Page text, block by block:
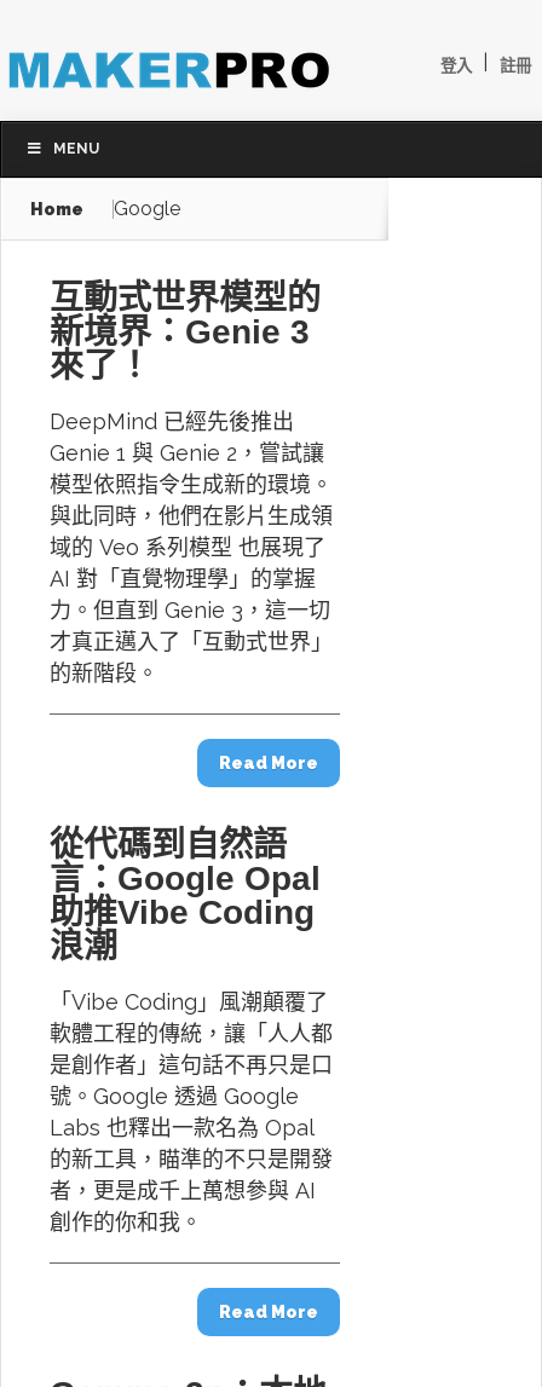
登入 註冊
MENU
Home Google
互動式世界模型的
新境界：Genie 3
來了！
DeepMind 已經先後推出
Genie 1 與 Genie 2，嘗試讓
模型依照指令生成新的環境。
與此同時，他們在影片生成領
域的 Veo 系列模型 也展現了
AI 對「直覺物理學」的掌握
力。但直到 Genie 3，這一切
才真正邁入了「互動式世界」
的新階段。
Read More
從代碼到自然語
言：Google Opal
助推Vibe Coding
浪潮
「Vibe Coding」風潮顛覆了
軟體工程的傳統，讓「人人都
是創作者」這句話不再只是口
號。Google 透過 Google
Labs 也釋出一款名為 Opal
的新工具，瞄準的不只是開發
者，更是成千上萬想參與 AI
創作的你和我。
Read More